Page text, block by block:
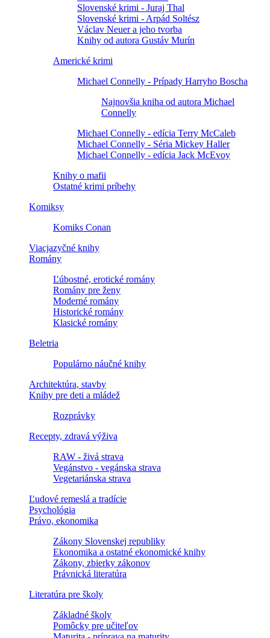
Slovenské krimi - Juraj Thal
Slovenské krimi - Arpád Soltész
Václav Neuer a jeho tvorba
Knihy od autora Gustáv Murín
Americké krimi
Michael Connelly - Prípady Harryho Boscha
Najnovšia kniha od autora Michael
Connelly
Michael Connelly - edícia Terry McCaleb
Michael Connelly - Séria Mickey Haller
Michael Connelly - edícia Jack McEvoy
Knihy o mafii
Ostatné krimi príbehy
Komiksy
Komiks Conan
Viacjazyčné knihy
Romány
Ľúbostné, erotické romány
Romány pre ženy
Moderné romány
Historické romány
Klasické romány
Beletria
Populárno náučné knihy
Architektúra, stavby
Knihy pre deti a mládež
Rozprávky
Recepty, zdravá výživa
RAW - živá strava
Vegánstvo - vegánska strava
Vegetariánska strava
Ľudové remeslá a tradície
Psychológia
Právo, ekonomika
Zákony Slovenskej republiky
Ekonomika a ostatné ekonomické knihy
Zákony, zbierky zákonov
Právnická literatúra
Literatúra pre školy
Základné školy
Pomôcky pre učiteľov